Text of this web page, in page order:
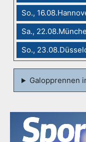
So.,
Sa.,
So.,
Galopprennen